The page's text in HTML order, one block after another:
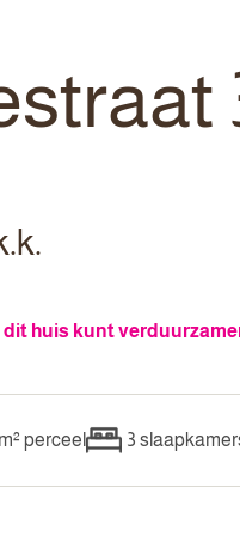
dit huis kunt
perceel 3